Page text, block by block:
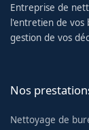
Entreprise de
l'entretien de vos
gestion de vos
Nos
Nettoyage de